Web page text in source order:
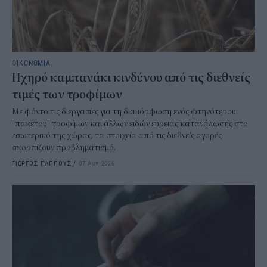
ΟΙΚΟΝΟΜΙΑ
Ηχηρό καμπανάκι κινδύνου από τις διεθνείς
τιμές των τροφίμων
Με φόντο τις διεργασίες για τη διαμόρφωση ενός φτηνότερου
"πακέτου" τροφίμων και άλλων ειδών ευρείας κατανάλωσης στο
εσωτερικό της χώρας, τα στοιχεία από τις διεθνείς αγορές
σκορπίζουν προβληματισμό.
ΓΙΩΡΓΟΣ ΠΑΠΠΟΥΣ / 07 Αυγ 2026